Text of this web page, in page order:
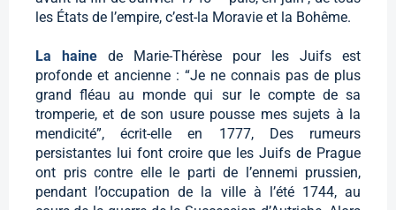
les États de l’empire, c’est-la Moravie et la Bohême.
La haine de Marie-Thérèse pour les Juifs est
profonde et ancienne : “Je ne connais pas de plus
grand fléau au monde qui sur le compte de sa
tromperie, et de son usure pousse mes sujets à la
mendicité”, écrit-elle en 1777, Des rumeurs
persistantes lui font croire que les Juifs de Prague
ont pris contre elle le parti de l’ennemi prussien,
pendant l’occupation de la ville à l’été 1744, au